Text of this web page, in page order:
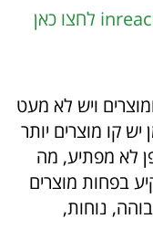
ויש לא מעט
קו מוצרים יותר
לא מפתיע, מה
בפחות מוצרים
נוחות,